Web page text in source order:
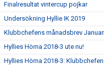
Finalresultat vintercup pojkar
Undersökning Hyllie IK 2019
Klubbchefens månadsbrev
Hyllies Hörna 2018-3 ute nu!
Hyllies Hörna 2018-3: